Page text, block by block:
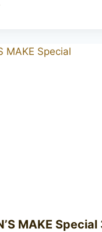
MAKE Special